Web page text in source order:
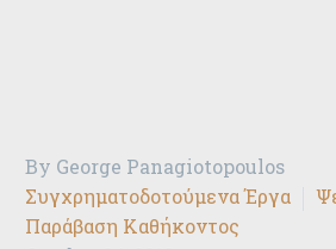
By George Panagiotopoulos
Συγχρηματοδοτούμενα Έργα
Παράβαση Καθήκοντος